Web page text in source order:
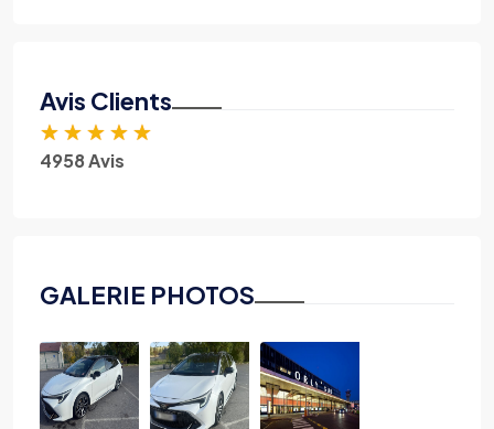
Avis Clients
★ ★ ★ ★ ★
4958 Avis
GALERIE PHOTOS